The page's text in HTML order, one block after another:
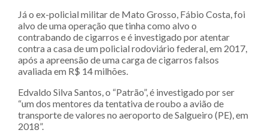
Já o ex-policial militar de Mato Grosso, Fábio Costa, foi
alvo de uma operação que tinha como alvo o
contrabando de cigarros e é investigado por atentar
contra a casa de um policial rodoviário federal, em 2017,
após a apreensão de uma carga de cigarros falsos
avaliada em R$ 14 milhões.
Edvaldo Silva Santos, o “Patrão”, é investigado por ser
“um dos mentores da tentativa de roubo a avião de
transporte de valores no aeroporto de Salgueiro (PE), em
2018”.